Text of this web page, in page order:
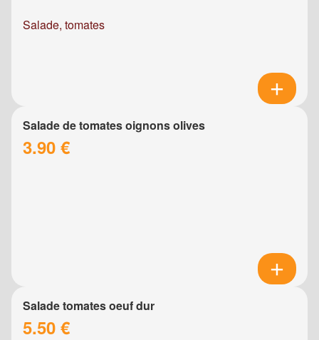
Salade, tomates
Salade de tomates oignons olives
3.90 €
Salade tomates oeuf dur
5.50 €